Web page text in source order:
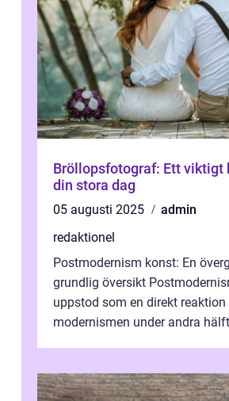
Bröllopsfotograf: Ett viktigt
din stora dag
05 augusti 2025
admin
redaktionel
Postmodernism konst: En
grundlig översikt
uppstod som en direkt
modernismen under andra